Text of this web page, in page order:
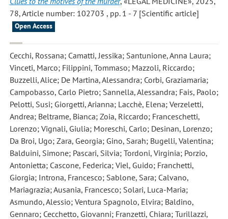
78, Article number: 102703 , pp. 1 - 7 [Scientific article]
Open Access
Cecchi, Rossana; Camatti, Jessika; Santunione, Anna Laura;
Vinceti, Marco; Filippini, Tommaso; Mazzoli, Riccardo;
Buzzelli, Alice; De Martina, Alessandra; Corbi, Graziamaria;
Campobasso, Carlo Pietro; Sannella, Alessandra; Fais, Paolo;
Pelotti, Susi; Giorgetti, Arianna; Lacchè, Elena; Verzeletti,
Andrea; Beltrame, Bianca; Zoia, Riccardo; Franceschetti,
Lorenzo; Vignali, Giulia; Moreschi, Carlo; Desinan, Lorenzo;
Da Broi, Ugo; Zara, Georgia; Gino, Sarah; Bugelli, Valentina;
Balduini, Simone; Pascari, Silvia; Tordoni, Virginia; Porzio,
Antonietta; Cascone, Federica; Viel, Guido; Franchetti,
Giorgia; Introna, Francesco; Sablone, Sara; Calvano,
Mariagrazia; Ausania, Francesco; Solari, Luca-Maria;
Asmundo, Alessio; Ventura Spagnolo, Elvira; Baldino,
Gennaro; Cecchetto, Giovanni; Franzetti, Chiara; Turillazzi,